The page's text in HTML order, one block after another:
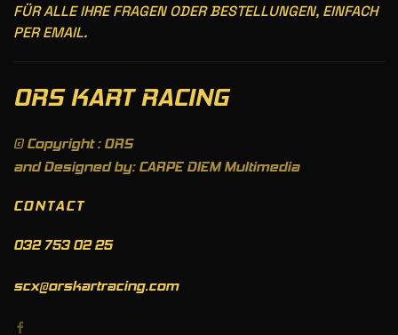
FÜR ALLE IHRE FRAGEN ODER BESTELLUNGEN, EINFACH
PER EMAIL.
ORS KART RACING
© Copyright : ORS
and Designed by: CARPE DIEM Multimedia
CONTACT
032 753 02 25
scx@orskartracing.com